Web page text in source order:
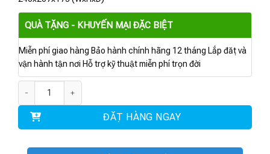
QUÀ TẶNG - KHUYẾN MẠI ĐẶC BIỆT
Miễn phí giao hàng Bảo hành chính hãng 12 tháng Lắp đặt và
vận hành tận nơi Hỗ trợ kỹ thuật miễn phí trọn đời
ĐẶT HÀNG NGAY